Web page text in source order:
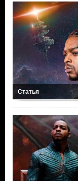
Статья